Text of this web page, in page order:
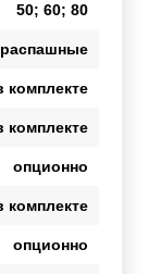
50; 60; 80
комплекте
комплекте
опционно
комплекте
опционно